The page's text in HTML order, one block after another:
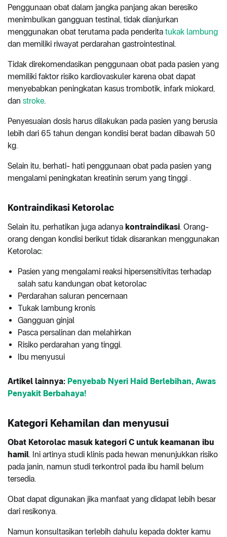
Penggunaan obat dalam jangka panjang akan beresiko
menimbulkan gangguan testinal, tidak dianjurkan
menggunakan obat terutama pada penderita tukak lambung
dan memiliki riwayat perdarahan gastrointestinal.
Tidak direkomendasikan penggunaan obat pada pasien yang
memiliki faktor risiko kardiovaskuler karena obat dapat
menyebabkan peningkatan kasus trombotik, infark miokard,
dan stroke.
Penyesuaian dosis harus dilakukan pada pasien yang berusia
lebih dari 65 tahun dengan kondisi berat badan dibawah 50
kg.
Selain itu, berhati- hati penggunaan obat pada pasien yang
mengalami peningkatan kreatinin serum yang tinggi .
Kontraindikasi Ketorolac
Selain itu, perhatikan juga adanya kontraindikasi. Orang-
orang dengan kondisi berikut tidak disarankan menggunakan
Ketorolac:
Pasien yang mengalami reaksi hipersensitivitas terhadap
salah satu kandungan obat ketorolac
Perdarahan saluran pencernaan
Tukak lambung kronis
Gangguan ginjal
Pasca persalinan dan melahirkan
Risiko perdarahan yang tinggi.
Ibu menyusui
Artikel lainnya: Penyebab Nyeri Haid Berlebihan, Awas
Penyakit Berbahaya!
Kategori Kehamilan dan menyusui
Obat Ketorolac masuk kategori C untuk keamanan ibu
hamil. Ini artinya studi klinis pada hewan menunjukkan risiko
pada janin, namun studi terkontrol pada ibu hamil belum
tersedia.
Obat dapat digunakan jika manfaat yang didapat lebih besar
dari resikonya.
Namun konsultasikan terlebih dahulu kepada dokter kamu